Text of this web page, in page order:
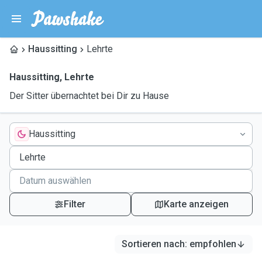
Haussitting Lehrte
Haussitting, Lehrte
Der Sitter übernachtet bei Dir zu Hause
Haussitting
Filter Karte anzeigen
Sortieren nach: empfohlen